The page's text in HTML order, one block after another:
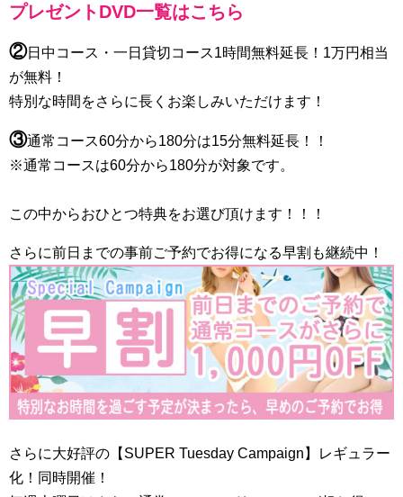
プレゼントDVD一覧はこちら
②日中コース・一日貸切コース1時間無料延長！1万円相当
が無料！
特別な時間をさらに長くお楽しみいただけます！
③通常コース60分から180分は15分無料延長！！
※通常コースは60分から180分が対象です。
この中からおひとつ特典をお選び頂けます！！！
さらに前日までの事前ご予約でお得になる早割も継続中！
さらに大好評の【SUPER Tuesday Campaign】レギュラー
化！同時開催！